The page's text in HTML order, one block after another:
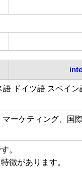
ドイツ語 スペイ
ーケティング、国
。
徴があります。